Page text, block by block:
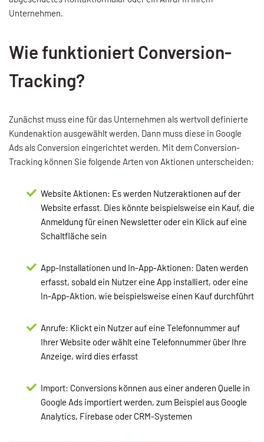
Unternehmen.
Wie funktioniert Conversion-
Tracking?
Zunächst muss eine für das Unternehmen als wertvoll definierte
Kundenaktion ausgewählt werden. Dann muss diese in Google
Ads als Conversion eingerichtet werden. Mit dem Conversion-
Tracking können Sie folgende Arten von Aktionen unterscheiden:
Website Aktionen: Es werden Nutzeraktionen auf der
Website erfasst. Dies könnte beispielsweise ein Kauf, die
Anmeldung für einen Newsletter oder ein Klick auf eine
Schaltfläche sein
App-Installationen und In-App-Aktionen: Daten werden
erfasst, sobald ein Nutzer eine App installiert, oder eine
In-App-Aktion, wie beispielsweise einen Kauf durchführt
Anrufe: Klickt ein Nutzer auf eine Telefonnummer auf
Ihrer Website oder wählt eine Telefonnummer über Ihre
Anzeige, wird dies erfasst
Import: Conversions können aus einer anderen Quelle in
Google Ads importiert werden, zum Beispiel aus Google
Analytics, Firebase oder CRM-Systemen